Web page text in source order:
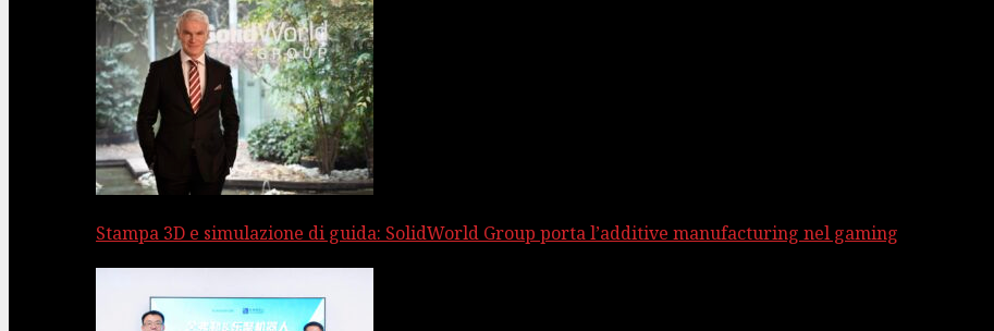
Stampa 3D e simulazione di guida: SolidWorld Group porta l’additive manufacturing nel gaming